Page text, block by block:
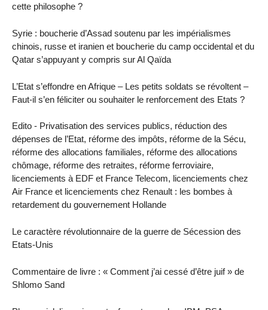
cette philosophe ?
Syrie : boucherie d’Assad soutenu par les impérialismes
chinois, russe et iranien et boucherie du camp occidental et du
Qatar s’appuyant y compris sur Al Qaïda
L’Etat s’effondre en Afrique – Les petits soldats se révoltent –
Faut-il s’en féliciter ou souhaiter le renforcement des Etats ?
Edito - Privatisation des services publics, réduction des
dépenses de l’Etat, réforme des impôts, réforme de la Sécu,
réforme des allocations familiales, réforme des allocations
chômage, réforme des retraites, réforme ferroviaire,
licenciements à EDF et France Telecom, licenciements chez
Air France et licenciements chez Renault : les bombes à
retardement du gouvernement Hollande
Le caractère révolutionnaire de la guerre de Sécession des
Etats-Unis
Commentaire de livre : « Comment j’ai cessé d’être juif » de
Shlomo Sand